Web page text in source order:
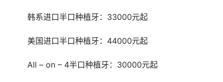
	韩系进口半口种植牙：33000元起
	美国进口半口种植牙：44000元起
	All – on – 4半口种植牙：30000元起